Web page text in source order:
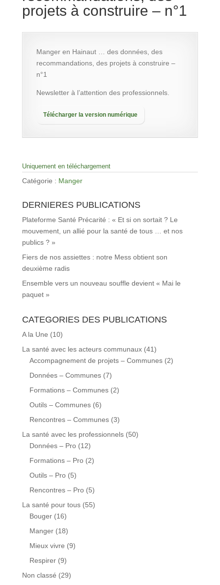
projets à construire – n°1
Manger en Hainaut … des données, des
recommandations, des projets à construire –
n°1
Newsletter à l’attention des professionnels.
Télécharger la version numérique
Uniquement en téléchargement
Catégorie : Manger
DERNIERES PUBLICATIONS
Plateforme Santé Précarité : « Et si on sortait ? Le
mouvement, un allié pour la santé de tous … et nos
publics ? »
Fiers de nos assiettes : notre Mess obtient son
deuxième radis
Ensemble vers un nouveau souffle devient « Mai le
paquet »
CATEGORIES DES PUBLICATIONS
A la Une (10)
La santé avec les acteurs communaux(41)
Accompagnement de projets – Communes(2)
Données – Communes(7)
Formations – Communes(2)
Outils – Communes(6)
Rencontres – Communes(3)
La santé avec les professionnels(50)
Données – Pro(12)
Formations – Pro(2)
Outils – Pro(5)
Rencontres – Pro(5)
La santé pour tous(55)
Bouger(16)
Manger(18)
Mieux vivre (9)
Respirer(9)
Non classé (29)